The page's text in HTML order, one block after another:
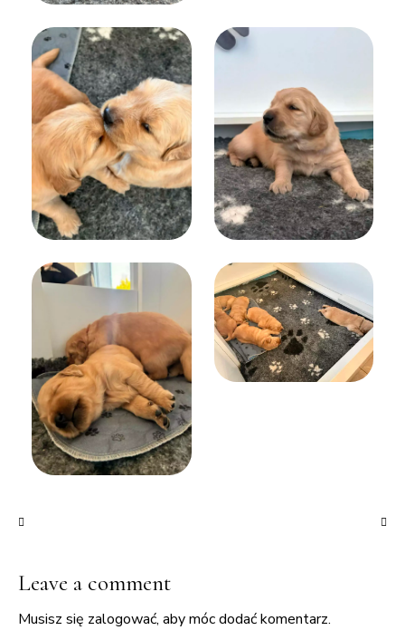
Leave a comment
Musisz się zalogować, aby móc dodać komentarz.